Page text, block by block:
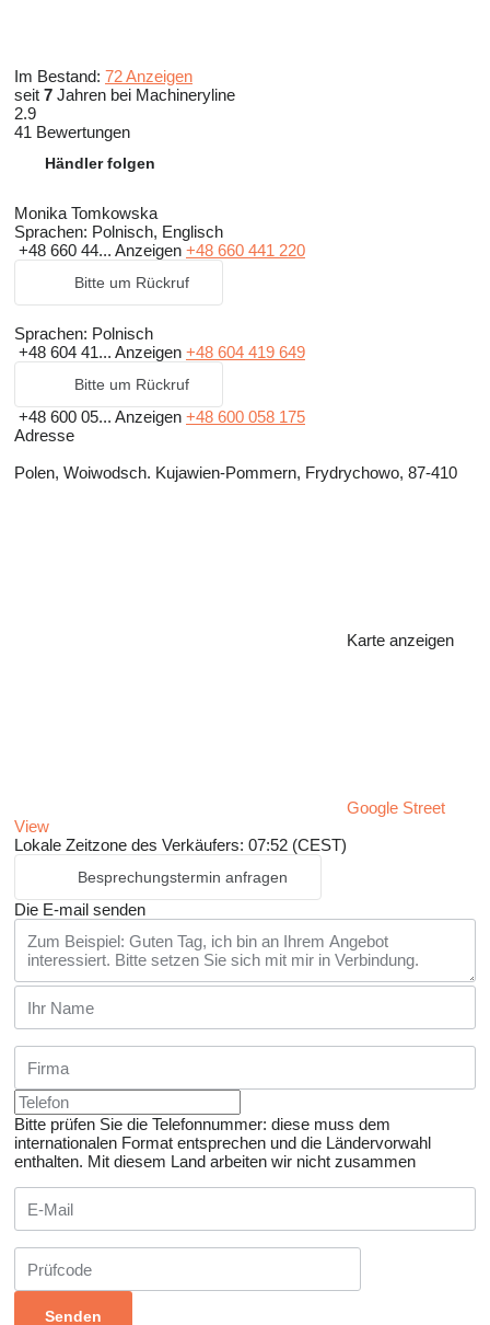
Im Bestand: 72 Anzeigen
seit 7 Jahren bei Machineryline
2.9
41 Bewertungen
Händler folgen
Monika Tomkowska
Sprachen: Polnisch, Englisch
+48 660 44... Anzeigen +48 660 441 220
Bitte um Rückruf
Sprachen: Polnisch
+48 604 41... Anzeigen +48 604 419 649
Bitte um Rückruf
+48 600 05... Anzeigen +48 600 058 175
Adresse
Polen, Woiwodsch. Kujawien-Pommern, Frydrychowo, 87-410
Karte anzeigen
Google Street
View
Lokale Zeitzone des Verkäufers: 07:52 (CEST)
Besprechungstermin anfragen
Die E-mail senden
Bitte prüfen Sie die Telefonnummer: diese muss dem
internationalen Format entsprechen und die Ländervorwahl
enthalten. Mit diesem Land arbeiten wir nicht zusammen